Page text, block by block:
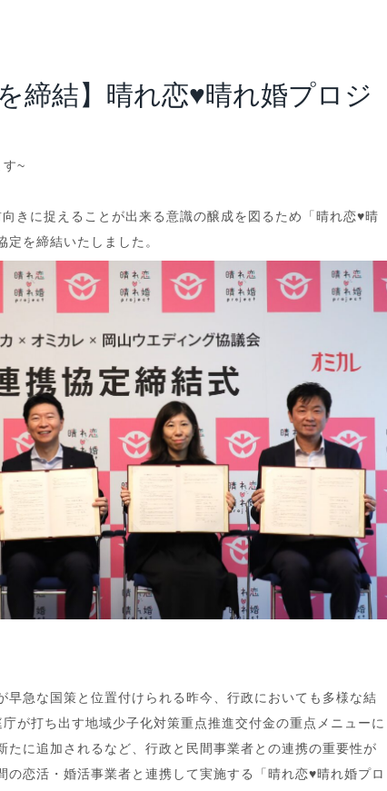
締結】晴れ恋♥晴れ婚プロジ
す~
きに捉えることが出来る意識の醸成を図るため「晴れ恋♥晴
を締結いたしました。
急な国策と位置付けられる昨今、行政においても多様な結
が打ち出す地域少子化対策重点推進交付金の重点メニューに
に追加されるなど、行政と民間事業者との連携の重要性が
恋活・婚活事業者と連携して実施する「晴れ恋♥晴れ婚プロ